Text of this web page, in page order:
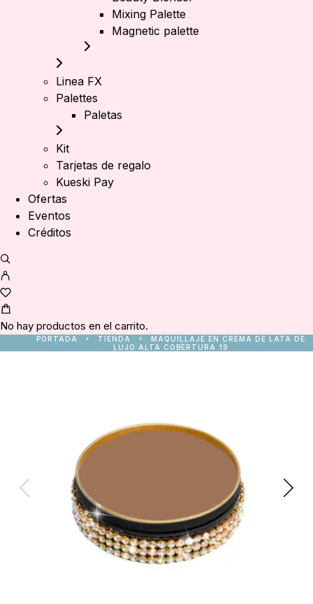
Mixing Palette
Magnetic palette
Linea FX
Palettes
Paletas
Kit
Tarjetas de regalo
Kueski Pay
Ofertas
Eventos
Créditos
No hay productos en el carrito.
PORTADA TIENDA
MAQUILLAJE EN CREMA DE LATA DE
LUJO ALTA COBERTURA 19
Prev